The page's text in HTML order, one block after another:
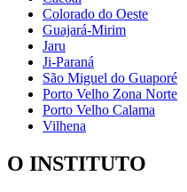
Colorado do Oeste
Guajará-Mirim
Jaru
Ji-Paraná
São Miguel do Guaporé
Porto Velho Zona Norte
Porto Velho Calama
Vilhena
O INSTITUTO